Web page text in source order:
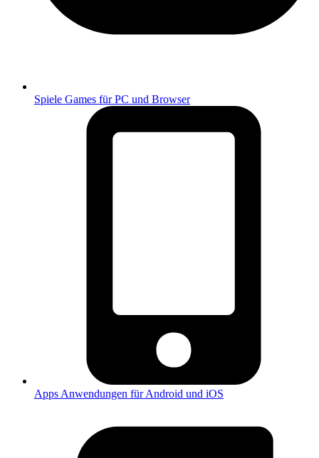
Spiele Games für PC und Browser
Apps Anwendungen für Android und iOS